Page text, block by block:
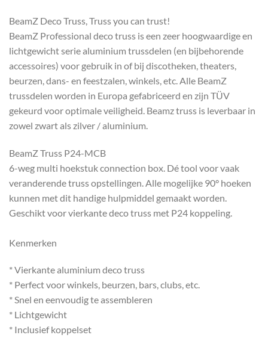
BeamZ Deco Truss, Truss you can trust!
BeamZ Professional deco truss is een zeer hoogwaardige en
lichtgewicht serie aluminium trussdelen (en bijbehorende
accessoires) voor gebruik in of bij discotheken, theaters,
beurzen, dans- en feestzalen, winkels, etc. Alle BeamZ
trussdelen worden in Europa gefabriceerd en zijn TÜV
gekeurd voor optimale veiligheid. Beamz truss is leverbaar in
zowel zwart als zilver / aluminium.
BeamZ Truss P24-MCB
6-weg multi hoekstuk connection box. Dé tool voor vaak
veranderende truss opstellingen. Alle mogelijke 90° hoeken
kunnen met dit handige hulpmiddel gemaakt worden.
Geschikt voor vierkante deco truss met P24 koppeling.
Kenmerken
* Vierkante aluminium deco truss
* Perfect voor winkels, beurzen, bars, clubs, etc.
* Snel en eenvoudig te assembleren
* Lichtgewicht
* Inclusief koppelset